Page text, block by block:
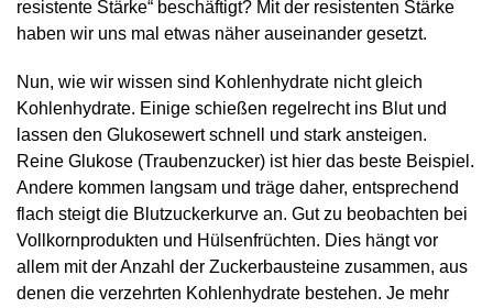
resistente Stärke“ beschäftigt? Mit der resistenten Stärke
haben wir uns mal etwas näher auseinander gesetzt.
Nun, wie wir wissen sind Kohlenhydrate nicht gleich
Kohlenhydrate. Einige schießen regelrecht ins Blut und
lassen den Glukosewert schnell und stark ansteigen.
Reine Glukose (Traubenzucker) ist hier das beste Beispiel.
Andere kommen langsam und träge daher, entsprechend
flach steigt die Blutzuckerkurve an. Gut zu beobachten bei
Vollkornprodukten und Hülsenfrüchten. Dies hängt vor
allem mit der Anzahl der Zuckerbausteine zusammen, aus
denen die verzehrten Kohlenhydrate bestehen. Je mehr